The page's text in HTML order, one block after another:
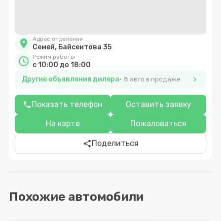
location_on Адрес отделения
Семей, Байсеитова 35
schedule Режим работы
с 10:00 до 18:00
Другие объявления дилера
8 авто в продаже chevron_right
phoneПоказать телефон Оставить заявку
На карте Пожаловаться
shareПоделиться
Похожие автомобили